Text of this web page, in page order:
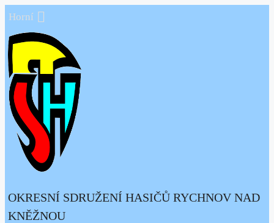
Přeskočit
obsah
Horní
OKRESNÍ SDRUŽENÍ HASIČŮ RYCHNOV NAD
KNĚŽNOU